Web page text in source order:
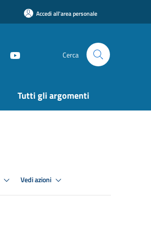
Accedi all'area personale
Cerca
Tutti gli argomenti
Vedi azioni